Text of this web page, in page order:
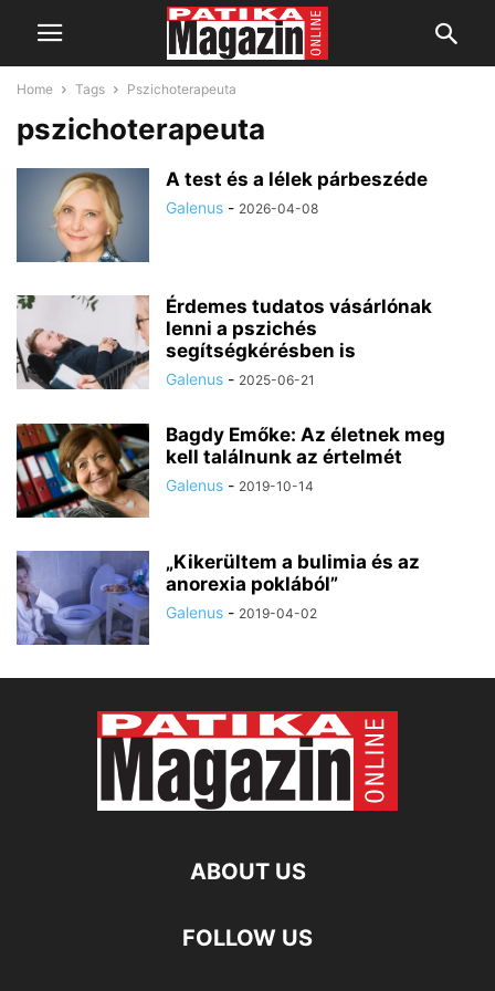
Home Tags Pszichoterapeuta
pszichoterapeuta
A test és a lélek párbeszéde
Galenus - 2026-04-08
Érdemes tudatos vásárlónak
lenni a pszichés
segítségkérésben is
Galenus - 2025-06-21
Bagdy Emőke: Az életnek meg
kell találnunk az értelmét
Galenus - 2019-10-14
„Kikerültem a bulimia és az
anorexia poklából”
Galenus - 2019-04-02
ABOUT US
FOLLOW US